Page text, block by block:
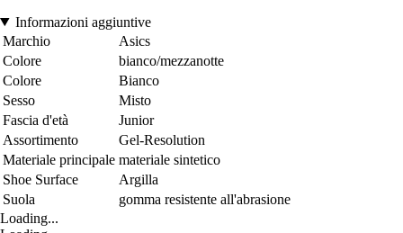
Informazioni aggiuntive
Marchio
Asics
Colore
bianco/mezzanotte
Colore
Bianco
Sesso
Misto
Fascia d'età
Junior
Assortimento
Gel-Resolution
Materiale principale materiale sintetico
Shoe Surface
Argilla
Suola
gomma resistente all'abrasione
Loading...